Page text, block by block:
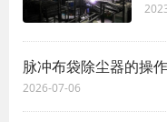
脉冲布袋除尘器的操
2026-07-06